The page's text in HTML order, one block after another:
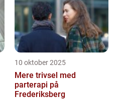
10 oktober 2025
Mere trivsel med
parterapi på
Frederiksberg